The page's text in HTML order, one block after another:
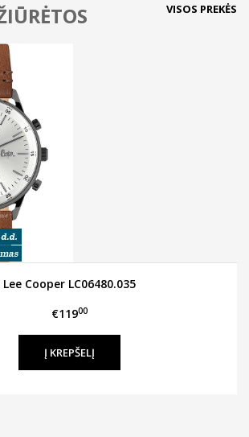
VISOS PREKĖS
Lee Cooper LC06480.035
€11900